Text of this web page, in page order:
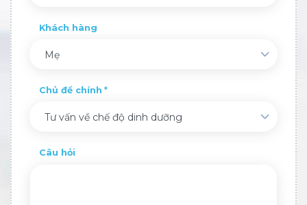
Khách hàng
Mẹ
Chủ đề chính
Tư vấn về chế độ dinh dưỡng
Câu hỏi